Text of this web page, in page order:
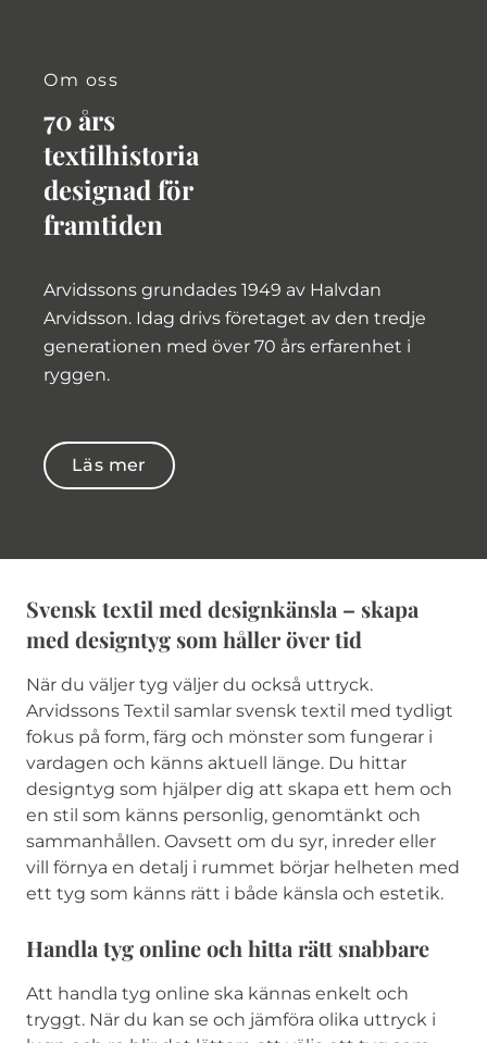
Om oss
70 års
textilhistoria
designad för
framtiden
Arvidssons grundades 1949 av Halvdan
Arvidsson. Idag drivs företaget av den tredje
generationen med över 70 års erfarenhet i
ryggen.
Läs mer
Svensk textil med designkänsla – skapa
med designtyg som håller över tid
När du väljer tyg väljer du också uttryck.
Arvidssons Textil samlar svensk textil med tydligt
fokus på form, färg och mönster som fungerar i
vardagen och känns aktuell länge. Du hittar
designtyg som hjälper dig att skapa ett hem och
en stil som känns personlig, genomtänkt och
sammanhållen. Oavsett om du syr, inreder eller
vill förnya en detalj i rummet börjar helheten med
ett tyg som känns rätt i både känsla och estetik.
Handla tyg online och hitta rätt snabbare
Att handla tyg online ska kännas enkelt och
tryggt. När du kan se och jämföra olika uttryck i